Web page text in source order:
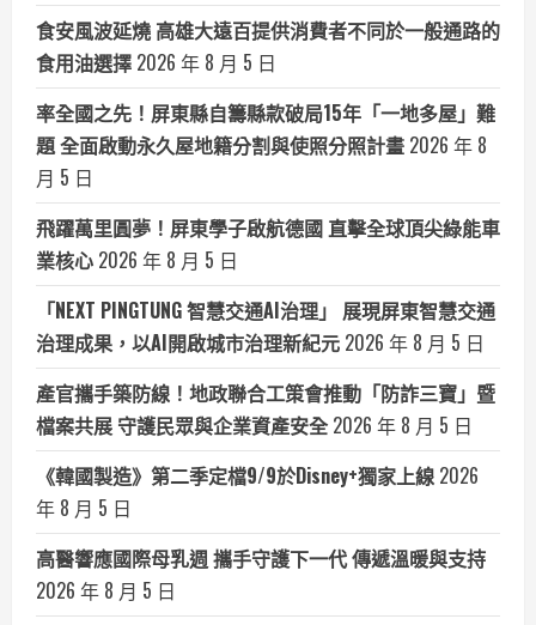
食安風波延燒 高雄大遠百提供消費者不同於一般通路的
食用油選擇 2026 年 8 月 5 日
率全國之先！屏東縣自籌縣款破局15年「一地多屋」難
題 全面啟動永久屋地籍分割與使照分照計畫 2026 年 8
月 5 日
飛躍萬里圓夢！屏東學子啟航德國 直擊全球頂尖綠能車
業核心 2026 年 8 月 5 日
「NEXT PINGTUNG 智慧交通AI治理」 展現屏東智慧交通
治理成果，以AI開啟城市治理新紀元 2026 年 8 月 5 日
產官攜手築防線！地政聯合工策會推動「防詐三寶」暨
檔案共展 守護民眾與企業資產安全 2026 年 8 月 5 日
《韓國製造》第二季定檔9/9於Disney+獨家上線 2026
年 8 月 5 日
高醫響應國際母乳週 攜手守護下一代 傳遞溫暖與支持
2026 年 8 月 5 日